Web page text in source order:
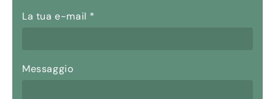
La tua e-mail *
Messaggio